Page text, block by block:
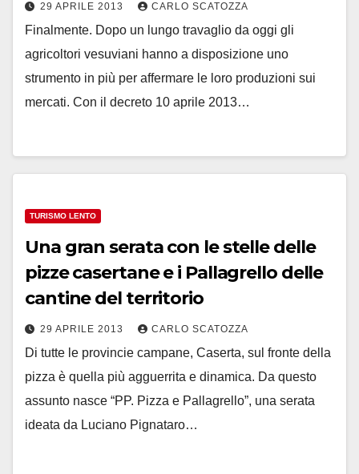
29 APRILE 2013 CARLO SCATOZZA
Finalmente. Dopo un lungo travaglio da oggi gli
agricoltori vesuviani hanno a disposizione uno
strumento in più per affermare le loro produzioni sui
mercati. Con il decreto 10 aprile 2013…
TURISMO LENTO
Una gran serata con le stelle delle
pizze casertane e i Pallagrello delle
cantine del territorio
29 APRILE 2013 CARLO SCATOZZA
Di tutte le provincie campane, Caserta, sul fronte della
pizza è quella più agguerrita e dinamica. Da questo
assunto nasce “PP. Pizza e Pallagrello”, una serata
ideata da Luciano Pignataro…